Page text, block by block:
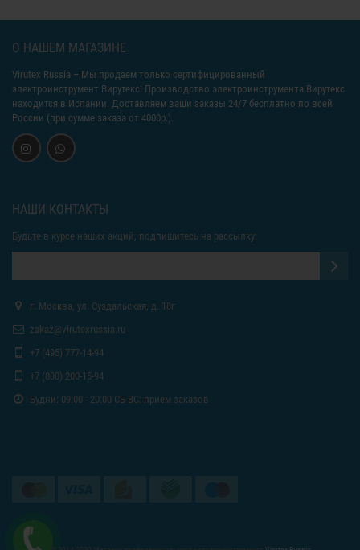
О НАШЕМ МАГАЗИНЕ
Virutex Russia – Мы продаем только сертифицированный
электроинструмент Вирутекс! Производство электроинструмента Вирутекс
находится в Испании. Доставляем ваши заказы 24/7 бесплатно по всей
России (при сумме заказа от 4000р.).
НАШИ КОНТАКТЫ
Будьте в курсе наших акций, подпишитесь на рассылку:
г. Москва, ул. Суздальская, д. 18г
zakaz@virutexrussia.ru
+7 (495) 777-14-94
+7 (800) 200-15-94
Будни: 09:00 - 20:00 СБ-ВС: прием заказов